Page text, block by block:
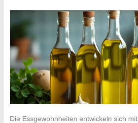
Die Essgewohnheiten entwickeln sich